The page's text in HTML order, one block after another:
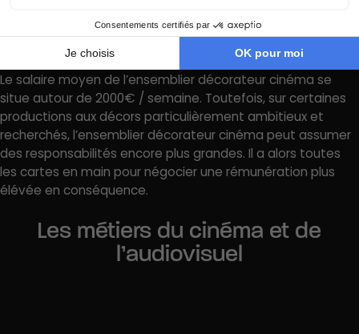
décorateur cinéma
Le salaire moyen de l’ensemblier décorateur cinéma se
situe autour de 2000€ / semaine. Toutefois, sur certaines
productions aux décors particulièrement ambitieux et
recherchés, l’ensemblier décorateur cinéma peut assumer
des responsabilités encore plus grandes. Il a alors toutes
les cartes en main pour négocier une rémunération plus
élévée en conséquence.
Les métiers du cinéma et de
l’audiovisuel